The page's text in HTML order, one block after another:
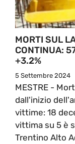
MORTI SUL
CONTINUA:
+3.2%
5 Settembre 2024
MESTRE -
dall'inizio
vittime: 18
vittima su 5 è
Trentino Alto